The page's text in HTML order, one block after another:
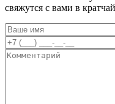
свяжутся с вами в